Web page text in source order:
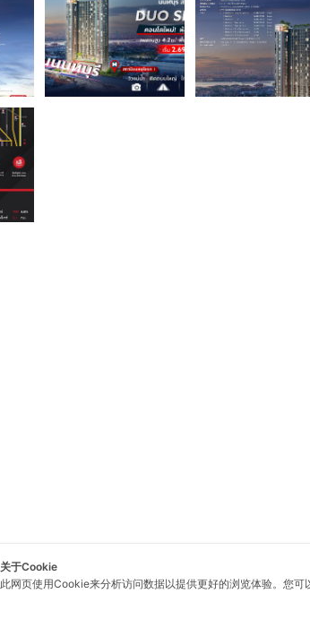
关于Cookie
此网页使用Cookie来分析访问数据以提供更好的浏览体验。您